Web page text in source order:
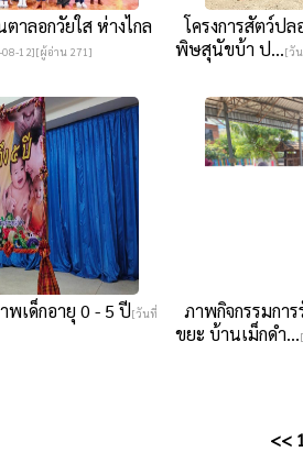
ตาลอกวัยใส ห่างไกล
12][ผู้อ่าน 271]
โครงการสัตว์ป
พิษสุนัขบ้า ป...[วั
พเด็กอายุ 0 - 5 ปี[วันที่
ภาพกิจกรรมกา
ขยะ บ้านเม็กดำ...
<<